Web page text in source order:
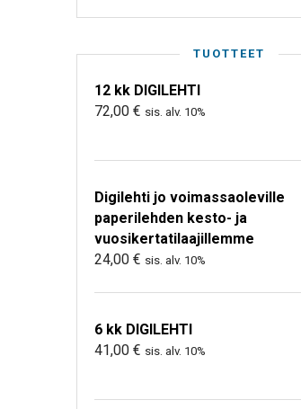
TUOTTEET
12 kk DIGILEHTI
72,00 € sis. alv. 10%
Digilehti jo voimassaoleville
paperilehden kesto- ja
vuosikertatilaajillemme
24,00 € sis. alv. 10%
6 kk DIGILEHTI
41,00 € sis. alv. 10%